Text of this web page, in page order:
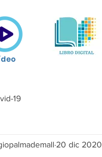
19
20 dic 2020